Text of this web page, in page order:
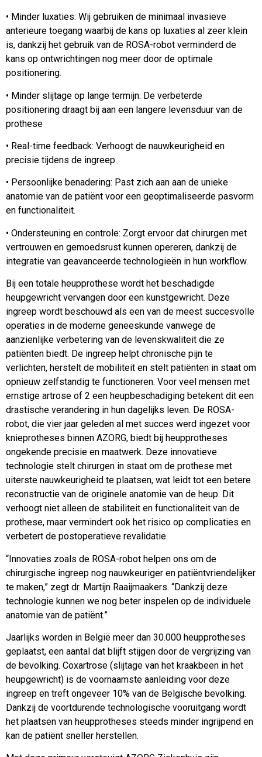
• Minder luxaties: Wij gebruiken de minimaal invasieve
anterieure toegang waarbij de kans op luxaties al zeer klein
is, dankzij het gebruik van de ROSA-robot verminderd de
kans op ontwrichtingen nog meer door de optimale
positionering.
• Minder slijtage op lange termijn: De verbeterde
positionering draagt bij aan een langere levensduur van de
prothese
• Real-time feedback: Verhoogt de nauwkeurigheid en
precisie tijdens de ingreep.
• Persoonlijke benadering: Past zich aan aan de unieke
anatomie van de patiënt voor een geoptimaliseerde pasvorm
en functionaliteit.
• Ondersteuning en controle: Zorgt ervoor dat chirurgen met
vertrouwen en gemoedsrust kunnen opereren, dankzij de
integratie van geavanceerde technologieën in hun workflow.
Bij een totale heupprothese wordt het beschadigde
heupgewricht vervangen door een kunstgewricht. Deze
ingreep wordt beschouwd als een van de meest succesvolle
operaties in de moderne geneeskunde vanwege de
aanzienlijke verbetering van de levenskwaliteit die ze
patiënten biedt. De ingreep helpt chronische pijn te
verlichten, herstelt de mobiliteit en stelt patiënten in staat om
opnieuw zelfstandig te functioneren. Voor veel mensen met
ernstige artrose of 2 een heupbeschadiging betekent dit een
drastische verandering in hun dagelijks leven. De ROSA-
robot, die vier jaar geleden al met succes werd ingezet voor
knieprotheses binnen AZORG, biedt bij heupprotheses
ongekende precisie en maatwerk. Deze innovatieve
technologie stelt chirurgen in staat om de prothese met
uiterste nauwkeurigheid te plaatsen, wat leidt tot een betere
reconstructie van de originele anatomie van de heup. Dit
verhoogt niet alleen de stabiliteit en functionaliteit van de
prothese, maar vermindert ook het risico op complicaties en
verbetert de postoperatieve revalidatie.
“Innovaties zoals de ROSA-robot helpen ons om de
chirurgische ingreep nog nauwkeuriger en patiëntvriendelijker
te maken,” zegt dr. Martijn Raaijmaakers. “Dankzij deze
technologie kunnen we nog beter inspelen op de individuele
anatomie van de patiënt.”
Jaarlijks worden in België meer dan 30.000 heupprotheses
geplaatst, een aantal dat blijft stijgen door de vergrijzing van
de bevolking. Coxartrose (slijtage van het kraakbeen in het
heupgewricht) is de voornaamste aanleiding voor deze
ingreep en treft ongeveer 10% van de Belgische bevolking.
Dankzij de voortdurende technologische vooruitgang wordt
het plaatsen van heupprotheses steeds minder ingrijpend en
kan de patiënt sneller herstellen.